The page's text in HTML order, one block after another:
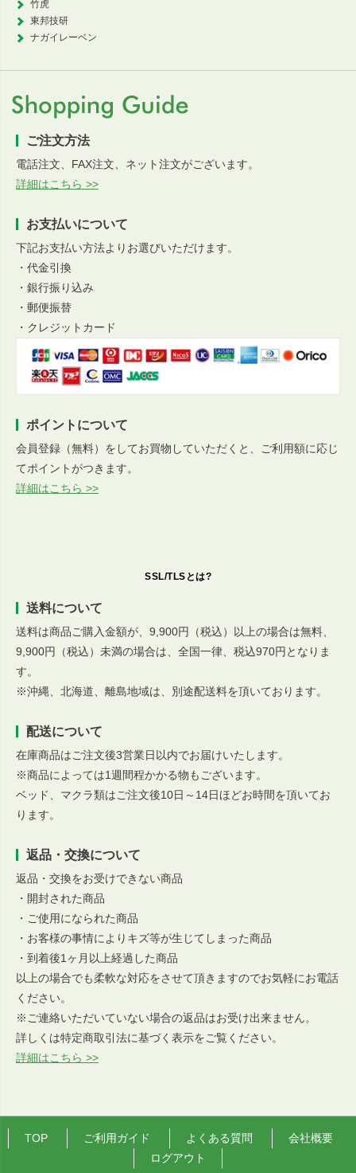
竹虎
東邦技研
ナガイレーベン
ご注文方法
電話注文、FAX注文、ネット注文がございます。
詳細はこちら >>
お支払いについて
下記お支払い方法よりお選びいただけます。
・代金引換
・銀行振り込み
・郵便振替
・クレジットカード
ポイントについて
会員登録（無料）をしてお買物していただくと、ご利用額に応じ
てポイントがつきます。
詳細はこちら >>
SSL/TLSとは?
送料について
送料は商品ご購入金額が、9,900円（税込）以上の場合は無料、
9,900円（税込）未満の場合は、全国一律、税込970円となりま
す。
※沖縄、北海道、離島地域は、別途配送料を頂いております。
配送について
在庫商品はご注文後3営業日以内でお届けいたします。
※商品によっては1週間程かかる物もございます。
ベッド、マクラ類はご注文後10日～14日ほどお時間を頂いてお
ります。
返品・交換について
返品・交換をお受けできない商品
・開封された商品
・ご使用になられた商品
・お客様の事情によりキズ等が生じてしまった商品
・到着後1ヶ月以上経過した商品
以上の場合でも柔軟な対応をさせて頂きますのでお気軽にお電話
ください。
※ご連絡いただいていない場合の返品はお受け出来ません。
詳しくは特定商取引法に基づく表示をご覧ください。
詳細はこちら >>
TOP ご利用ガイド よくある質問
会社概要
ログアウト